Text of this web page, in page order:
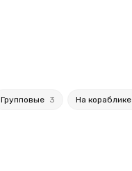
Групповые 3 На кораблике